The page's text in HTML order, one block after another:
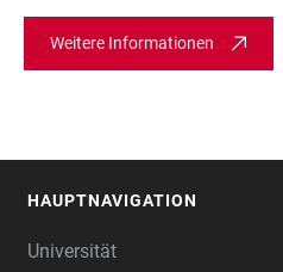
Weitere Informationen
HAUPTNAVIGATION
Universität